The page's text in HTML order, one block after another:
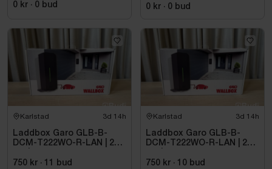
0 kr · 0 bud
0 kr · 0 bud
Karlstad 3d 14h
Laddbox Garo GLB-B-
DCM-T222WO-R-LAN | 22
750 kr · 11 bud
Karlstad 3d 14h
Laddbox Garo GLB-B-
DCM-T222WO-R-LAN | 22
750 kr · 10 bud